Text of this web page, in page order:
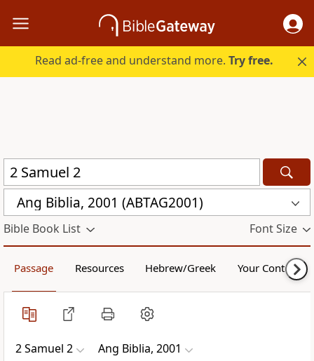
Read ad-free and understand more.Try free.
Ang Biblia, 2001 (ABTAG2001)
Bible Book List Font Size
Passage Resources Hebrew/Greek Your Content
2 Samuel 2 Ang Biblia, 2001